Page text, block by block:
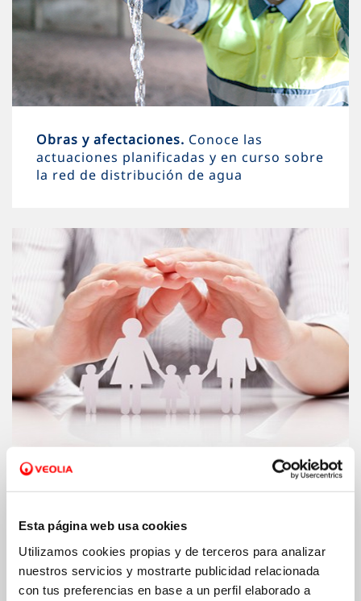
Esta página web usa cookies
Utilizamos cookies propias y de terceros para analizar
nuestros servicios y mostrarte publicidad relacionada
con tus preferencias en base a un perfil elaborado a
Obras y afectaciones. Conoce las
actuaciones planificadas y en curso sobre
la red de distribución de agua
Fondo social.Ampliamos nuestro fondo
para ayudar a las familias a pagar el
recibo del agua